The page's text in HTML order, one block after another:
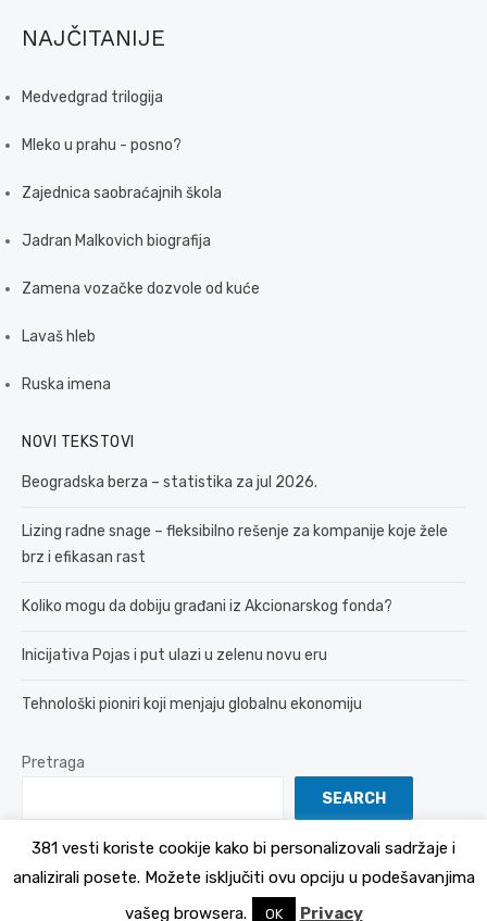
NAJČITANIJE
Medvedgrad trilogija
Mleko u prahu - posno?
Zajednica saobraćajnih škola
Jadran Malkovich biografija
Zamena vozačke dozvole od kuće
Lavaš hleb
Ruska imena
NOVI TEKSTOVI
Beogradska berza – statistika za jul 2026.
Lizing radne snage – fleksibilno rešenje za kompanije koje žele
brz i efikasan rast
Koliko mogu da dobiju građani iz Akcionarskog fonda?
Inicijativa Pojas i put ulazi u zelenu novu eru
Tehnološki pioniri koji menjaju globalnu ekonomiju
Pretraga
SEARCH
Politika Privatnosti
381 vesti koriste cookije kako bi personalizovali sadržaje i
analizirali posete. Možete isključiti ovu opciju u podešavanjima
vašeg browsera.
OK Privacy